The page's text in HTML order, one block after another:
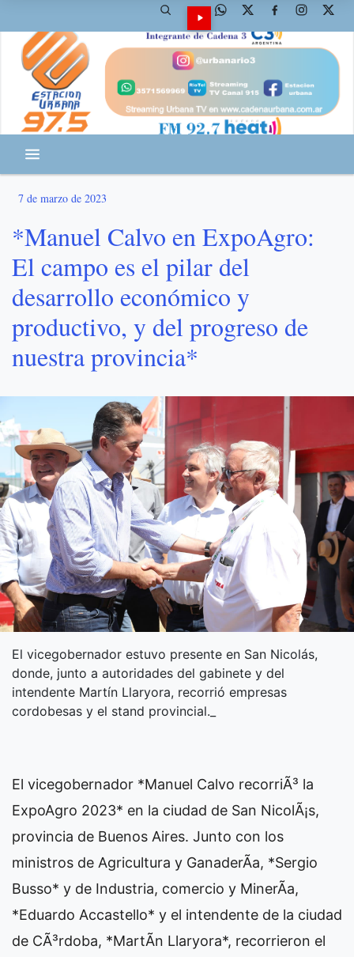
7 de marzo de 2023
*Manuel Calvo en ExpoAgro:
El campo es el pilar del
desarrollo económico y
productivo, y del progreso de
nuestra provincia*
El vicegobernador estuvo presente en San Nicolás,
donde, junto a autoridades del gabinete y del
intendente Martín Llaryora, recorrió empresas
cordobesas y el stand provincial._
El vicegobernador *Manuel Calvo recorriÃ³ la
ExpoAgro 2023* en la ciudad de San NicolÃ¡s,
provincia de Buenos Aires. Junto con los
ministros de Agricultura y GanaderÃ­a, *Sergio
Busso* y de Industria, comercio y MinerÃ­a,
*Eduardo Accastello* y el intendente de la ciudad
de CÃ³rdoba, *MartÃ­n Llaryora*, recorrieron el